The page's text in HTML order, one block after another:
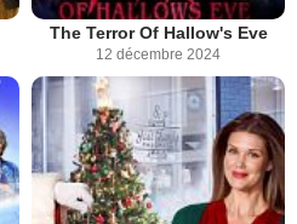
The Terror Of Hallow's Eve
12 décembre 2024